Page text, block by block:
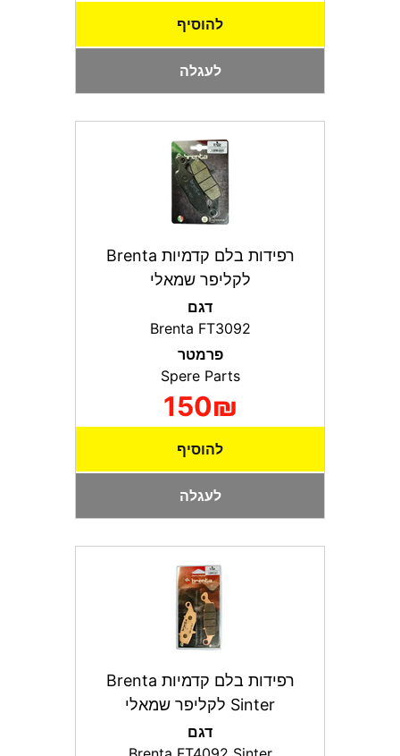
להוסיף
לעגלה
רפידות בלם קדמיות Brenta
לקליפר שמאלי
דגם
Brenta FT3092
פרמטר
Spere Parts
150₪
להוסיף
לעגלה
רפידות בלם קדמיות Brenta
Sinter לקליפר שמאלי
דגם